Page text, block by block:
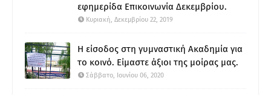
εφημερίδα Επικοινωνία Δεκεμβρίου.
Κυριακή, Δεκεμβρίου 22, 2019
Η είσοδος στη γυμναστική Ακαδημία για
το κοινό. Είμαστε άξιοι της μοίρας μας.
Σάββατο, Ιουνίου 06, 2020